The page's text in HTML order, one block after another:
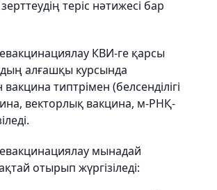
теріс нәтижесі бар
КВИ-ге қарсы
алғашқы курсында
типтрімен (белсенділігі
векторлық вакцина, м-РНҚ-
мынадай
отырып жүргізіледі: